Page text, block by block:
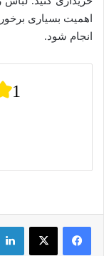
اهمیت بسیاری
انجام شود.
1